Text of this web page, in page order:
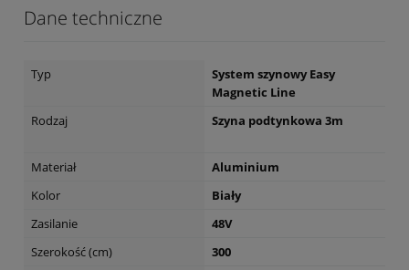
Dane techniczne
Typ
System szynowy Easy
Magnetic Line
Rodzaj
Szyna podtynkowa 3m
Materiał
Aluminium
Kolor
Biały
Zasilanie
48V
Szerokość (cm)
300